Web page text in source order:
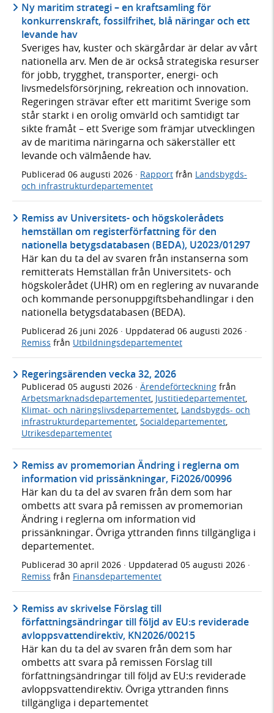
Ny maritim strategi – en kraftsamling för
konkurrenskraft, fossilfrihet, blå näringar och ett
levande hav
Sveriges hav, kuster och skärgårdar är delar av vårt
nationella arv. Men de är också strategiska resurser
för jobb, trygghet, transporter, energi- och
livsmedelsförsörjning, rekreation och innovation.
Regeringen strävar efter ett maritimt Sverige som
står starkt i en orolig omvärld och samtidigt tar
sikte framåt – ett Sverige som främjar utvecklingen
av de maritima näringarna och säkerställer ett
levande och välmående hav.
Publicerad 06 augusti 2026 · Rapport från Landsbygds-
och infrastrukturdepartementet
Remiss av Universitets- och högskolerådets
hemställan om registerförfattning för den
nationella betygsdatabasen (BEDA), U2023/01297
Här kan du ta del av svaren från instanserna som
remitterats Hemställan från Universitets- och
högskolerådet (UHR) om en reglering av nuvarande
och kommande personuppgiftsbehandlingar i den
nationella betygsdatabasen (BEDA).
Publicerad 26 juni 2026 · Uppdaterad 06 augusti 2026 ·
Remiss från Utbildningsdepartementet
Regeringsärenden vecka 32, 2026
Publicerad 05 augusti 2026 · Ärendeförteckning från
Arbetsmarknadsdepartementet, Justitiedepartementet,
Klimat- och näringslivsdepartementet, Landsbygds- och
infrastrukturdepartementet, Socialdepartementet,
Utrikesdepartementet
Remiss av promemorian Ändring i reglerna om
information vid prissänkningar, Fi2026/00996
Här kan du ta del av svaren från dem som har
ombetts att svara på remissen av promemorian
Ändring i reglerna om information vid
prissänkningar. Övriga yttranden finns tillgängliga i
departementet.
Publicerad 30 april 2026 · Uppdaterad 05 augusti 2026 ·
Remiss från Finansdepartementet
Remiss av skrivelse Förslag till
författningsändringar till följd av EU:s reviderade
avloppsvattendirektiv, KN2026/00215
Här kan du ta del av svaren från dem som har
ombetts att svara på remissen Förslag till
författningsändringar till följd av EU:s reviderade
avloppsvattendirektiv. Övriga yttranden finns
tillgängliga i departementet